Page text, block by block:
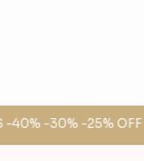
-30% -25% OFF 💣